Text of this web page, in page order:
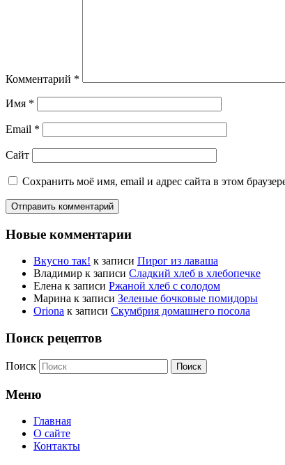
Комментарий *
Имя *
Email *
Сайт
Сохранить моё имя, email и адрес сайта в этом
Новые комментарии
Вкусно так! к записи Пирог из лаваша
Владимир к записи Сладкий хлеб в хлебопечке
Елена к записи Ржаной хлеб с солодом
Марина к записи Зеленые бочковые помидоры
Oriona к записи Скумбрия домашнего посола
Поиск рецептов
Поиск
Меню
Главная
О сайте
Контакты